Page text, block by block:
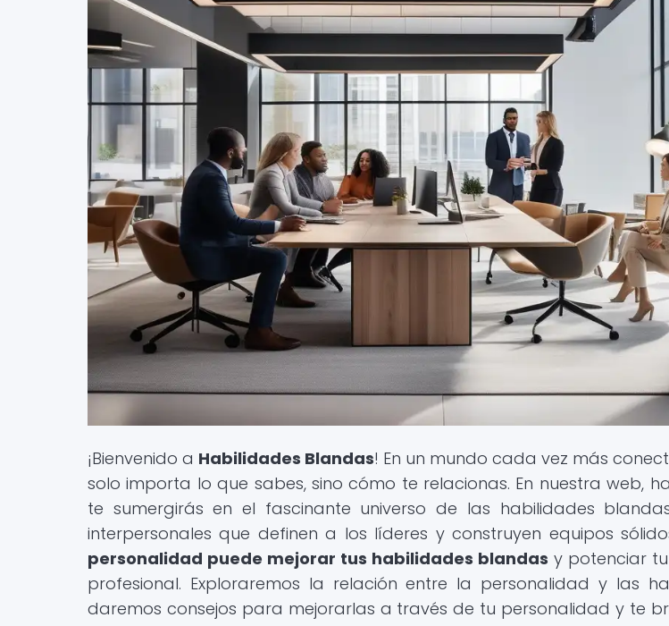
¡Bienvenido a Habilidades Blandas! En un mundo cada vez más
solo importa lo que sabes, sino cómo te relacionas. En nuestra web,
te sumergirás en el fascinante universo de las habilidades
interpersonales que definen a los líderes y construyen equipos
personalidad puede mejorar tus habilidades blandas y potenciar
profesional. Exploraremos la relación entre la personalidad y las
daremos consejos para mejorarlas a través de tu personalidad y te